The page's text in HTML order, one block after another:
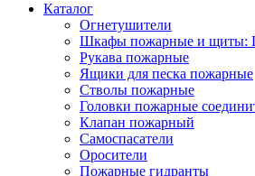
Каталог
Огнетушители
Шкафы пожарные и
Рукава пожарные
Ящики для песка пожарные
Стволы пожарные
Головки пожарные
Клапан пожарный
Самоспасатели
Оросители
Пожарные гидранты